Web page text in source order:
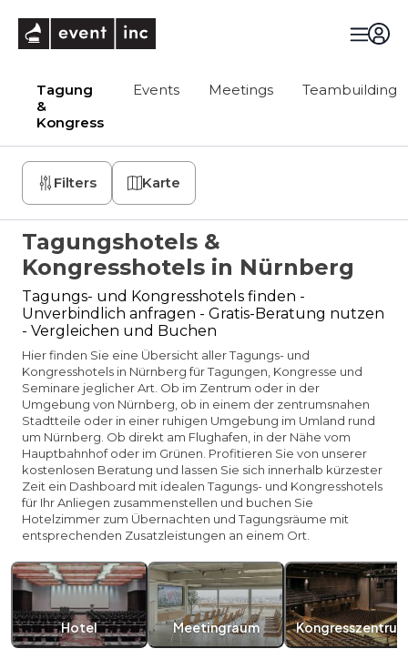
Tagung
&
Kongress
Events Meetings Teambuilding
Filters Karte
Tagungshotels &
Kongresshotels in Nürnberg
Tagungs- und Kongresshotels finden -
Unverbindlich anfragen - Gratis-Beratung nutzen
- Vergleichen und Buchen
Hier finden Sie eine Übersicht aller Tagungs- und
Kongresshotels in Nürnberg für Tagungen, Kongresse und
Seminare jeglicher Art. Ob im Zentrum oder in der
Umgebung von Nürnberg, ob in einem der zentrumsnahen
Stadtteile oder in einer ruhigen Umgebung im Umland rund
um Nürnberg. Ob direkt am Flughafen, in der Nähe vom
Hauptbahnhof oder im Grünen. Profitieren Sie von unserer
kostenlosen Beratung und lassen Sie sich innerhalb kürzester
Zeit ein Dashboard mit idealen Tagungs- und Kongresshotels
für Ihr Anliegen zusammenstellen und buchen Sie
Hotelzimmer zum Übernachten und Tagungsräume mit
entsprechenden Zusatzleistungen an einem Ort.
Hotel Meetingraum Kongresszentrum